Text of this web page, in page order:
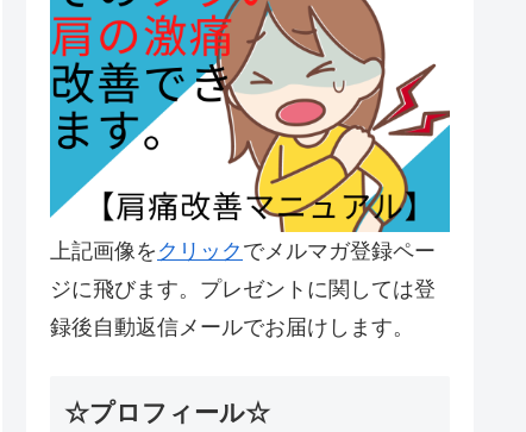
上記画像を クリック でメルマガ登録ペー
ジに飛びます。プレゼントに関しては登
録後自動返信メールでお届けします。
☆プロフィール☆